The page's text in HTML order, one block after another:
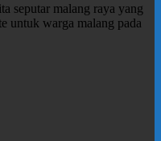
seputar malang raya yang
untuk warga malang pada